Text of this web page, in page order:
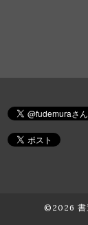
©2026 書